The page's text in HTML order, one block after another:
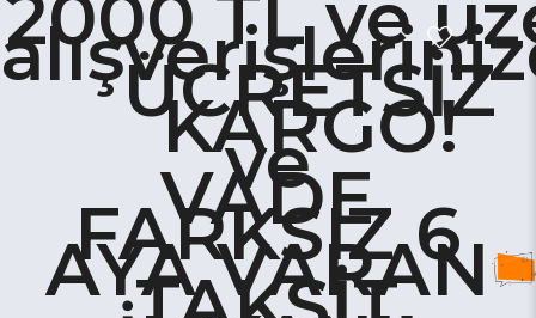
2000 TL ve
ÜCRETSİZ
KARGO!
ve
VADE
FARKSIZ 6
AYA VARAN